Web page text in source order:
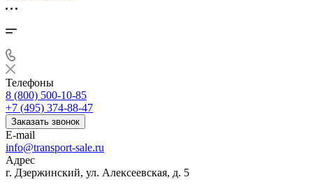
Телефоны
8 (800) 500-10-85
+7 (495) 374-88-47
Заказать звонок
E-mail
info@transport-sale.ru
Адрес
г. Дзержинский, ул. Алексеевская, д. 5